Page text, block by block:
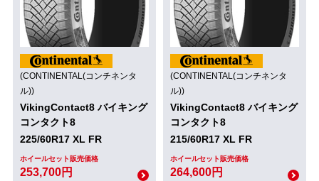
(CONTINENTAL(コンチネンタ
ル))
VikingContact8 バイキング
コンタクト8
225/60R17 XL FR
ホイールセット販売価格
253,700円
(CONTINENTAL(コンチネンタ
ル))
VikingContact8 バイキング
コンタクト8
215/60R17 XL FR
ホイールセット販売価格
264,600円